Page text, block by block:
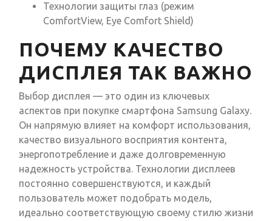
Технологии защиты глаз (режим
ComfortView, Eye Comfort Shield)
ПОЧЕМУ КАЧЕСТВО
ДИСПЛЕЯ ТАК ВАЖНО
Выбор дисплея — это один из ключевых
аспектов при покупке смартфона Samsung Galaxy.
Он напрямую влияет на комфорт использования,
качество визуального восприятия контента,
энергопотребление и даже долговременную
надежность устройства. Технологии дисплеев
постоянно совершенствуются, и каждый
пользователь может подобрать модель,
идеально соответствующую своему стилю жизни